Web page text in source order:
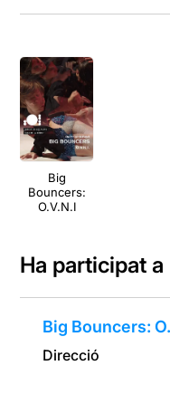
Big
Bouncers:
O.V.N.I
Ha participat a
Big Bouncers:
Direcció